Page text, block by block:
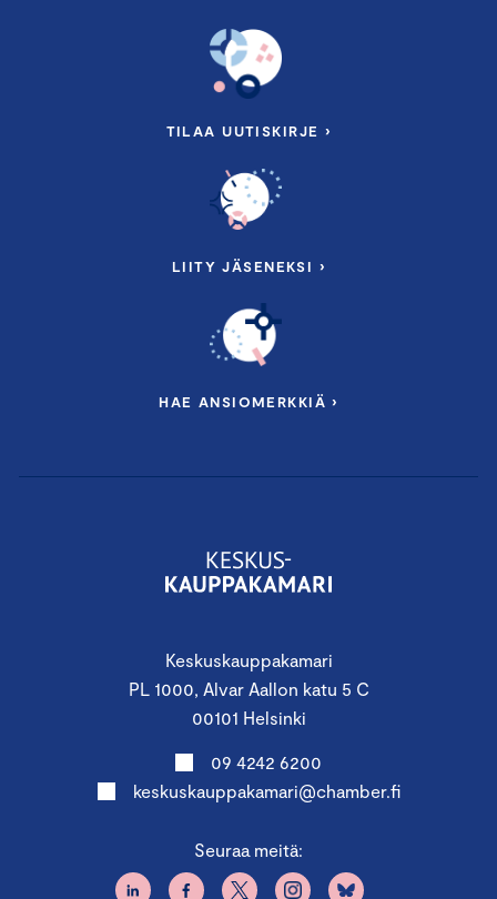
Keskuskauppakamari
PL 1000, Alvar Aallon katu 5 C
00101 Helsinki
09 4242 6200
keskuskauppakamari@chamber.fi
Seuraa meitä:
TILAA UUTISKIRJE ›
LIITY JÄSENEKSI ›
HAE ANSIOMERKKIÄ ›